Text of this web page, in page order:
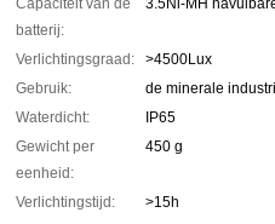
Capaciteit van de
batterij:
3.5Ni-MH
Verlichtingsgraad:
>4500Lux
Gebruik:
de minerale
Waterdicht:
IP65
Gewicht per
eenheid:
450 g
Verlichtingstijd: >15h